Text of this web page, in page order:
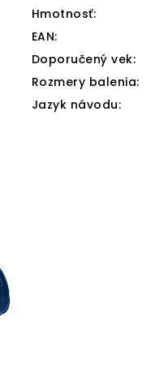
Hmotnosť:
EAN:
Doporučený vek:
Rozmery balenia:
Jazyk návodu: